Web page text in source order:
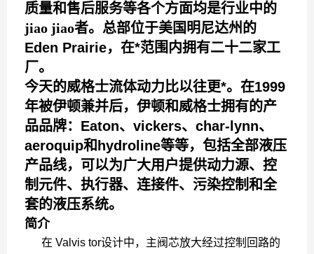
质量和售后服务等各个方面均是行业中的
jiao jiao者。总部位于美国明尼达州的
Eden Prairie，在*范围内拥有二十二家工
厂。
今天的威格士流体动力比以往更*。在1999
年被伊顿兼并后，伊顿和威格士拥有的产
品品牌：Eaton、vickers、char-lynn、
aeroquip和hydroline等等，包括全部液压
产品线，可以为广大用户提供动力源、控
制元件、执行器、连接件、污染控制和全
套的液压系统。
简介
在 Valvis tor设计中，主阀芯放大经过控制回路的